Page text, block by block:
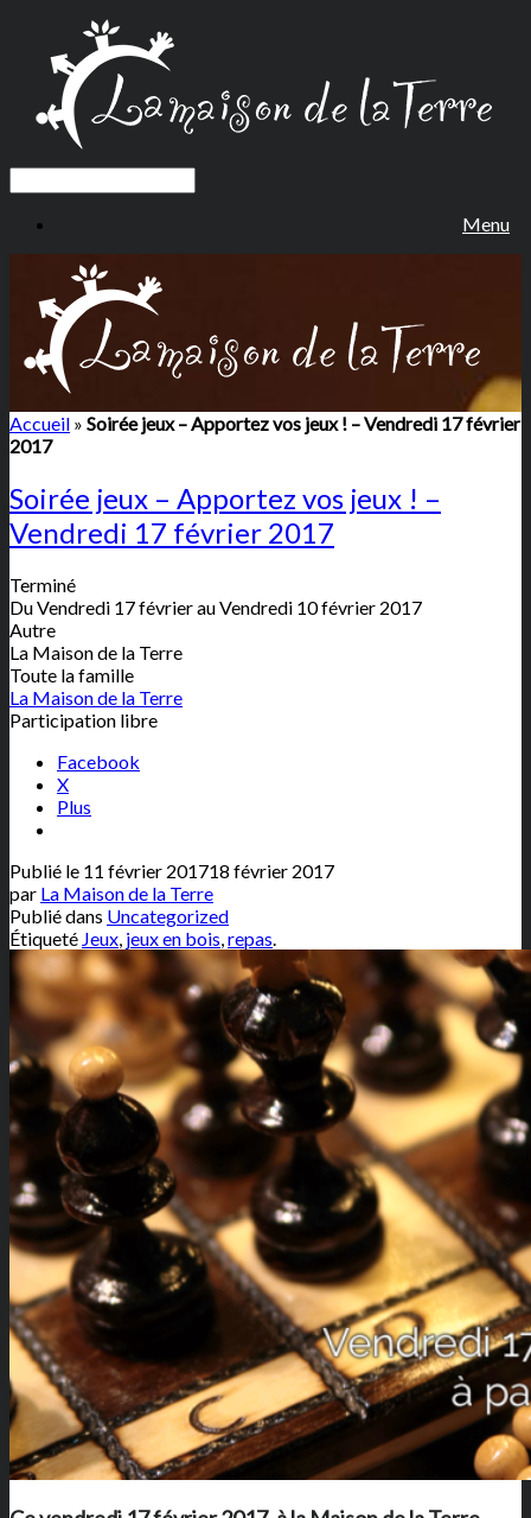
Menu
Accueil » Soirée jeux – Apportez vos jeux ! – Vendredi 17 février
2017
Soirée jeux – Apportez vos jeux ! –
Vendredi 17 février 2017
Terminé
Du Vendredi 17 février au Vendredi 10 février 2017
Autre
La Maison de la Terre
Toute la famille
La Maison de la Terre
Participation libre
Facebook
X
Plus
Publié le 11 février 201718 février 2017
par La Maison de la Terre
Publié dans Uncategorized
Étiqueté Jeux, jeux en bois,repas.